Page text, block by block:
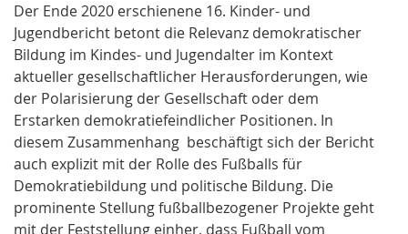
Der Ende 2020 erschienene 16. Kinder- und
Jugendbericht betont die Relevanz demokratischer
Bildung im Kindes- und Jugendalter im Kontext
aktueller gesellschaftlicher Herausforderungen, wie
der Polarisierung der Gesellschaft oder dem
Erstarken demokratiefeindlicher Positionen. In
diesem Zusammenhang beschäftigt sich der Bericht
auch explizit mit der Rolle des Fußballs für
Demokratiebildung und politische Bildung. Die
prominente Stellung fußballbezogener Projekte geht
mit der Feststellung einher, dass Fußball vom